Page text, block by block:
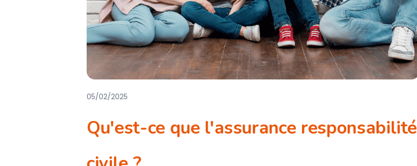
05/02/2025
Qu'est-ce que l'assurance responsabilité